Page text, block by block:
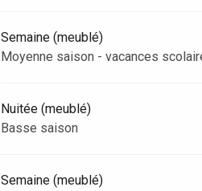
Rouen
Semaine (meublé)
Moyenne saison - vacances
Nuitée (meublé)
Basse saison
Semaine (meublé)